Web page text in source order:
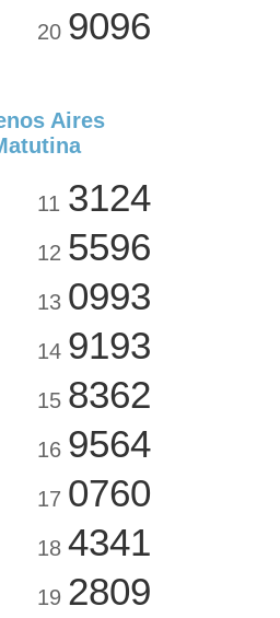
20 9096
Aires
11 3124
12 5596
13 0993
14 9193
15 8362
16 9564
17 0760
18 4341
19 2809